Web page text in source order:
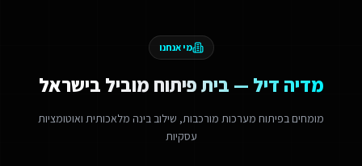
מי אנחנו
מדיה דיל — בית פיתוח מוביל בישראל
מומחים בפיתוח מערכות מורכבות, שילוב בינה מלאכותית ואוטומציות
עסקיות